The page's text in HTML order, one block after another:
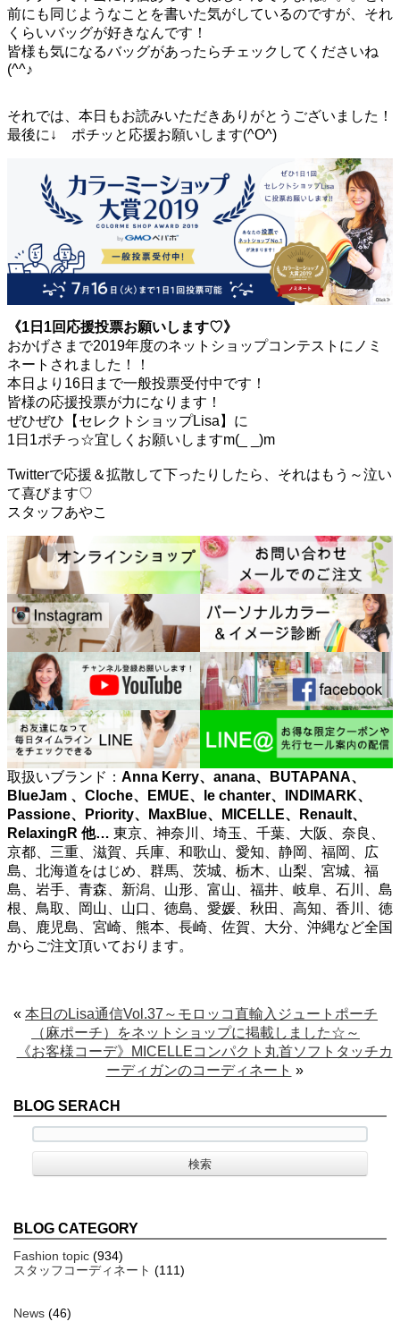
前にも同じようなことを書いた気がしているのですが、それ
くらいバッグが好きなんです！
皆様も気になるバッグがあったらチェックしてくださいね
(^^♪
それでは、本日もお読みいただきありがとうございました！
最後に↓ ポチッと応援お願いします(^O^)
《1日1回応援投票お願いします♡》
おかげさまで2019年度のネットショップコンテストにノミ
ネートされました！！
本日より16日まで一般投票受付中です！
皆様の応援投票が力になります！
ぜひぜひ【セレクトショップLisa】に
1日1ポチっ☆宜しくお願いしますm(_ _)m
Twitterで応援＆拡散して下ったりしたら、それはもう～泣い
て喜びます♡
スタッフあやこ
取扱いブランド： Anna Kerry、anana、BUTAPANA、
BlueJam 、Cloche、EMUE、le chanter、INDIMARK、
Passione、Priority、MaxBlue、MICELLE、Renault、
RelaxingR 他… 東京、神奈川、埼玉、千葉、大阪、奈良、
京都、三重、滋賀、兵庫、和歌山、愛知、静岡、福岡、広
島、北海道をはじめ、群馬、茨城、栃木、山梨、宮城、福
島、岩手、青森、新潟、山形、富山、福井、岐阜、石川、島
根、鳥取、岡山、山口、徳島、愛媛、秋田、高知、香川、徳
島、鹿児島、宮崎、熊本、長崎、佐賀、大分、沖縄など全国
からご注文頂いております。
« 本日のLisa通信Vol.37～モロッコ直輸入ジュートポーチ
（麻ポーチ）をネットショップに掲載しました☆～
《お客様コーデ》MICELLEコンパクト丸首ソフトタッチカ
ーディガンのコーディネート »
BLOG SERACH
BLOG CATEGORY
Fashion topic (934)
スタッフコーディネート (111)
News (46)